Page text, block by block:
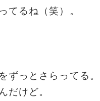
てるね（笑）。
ずっとさらってる。
だけど。